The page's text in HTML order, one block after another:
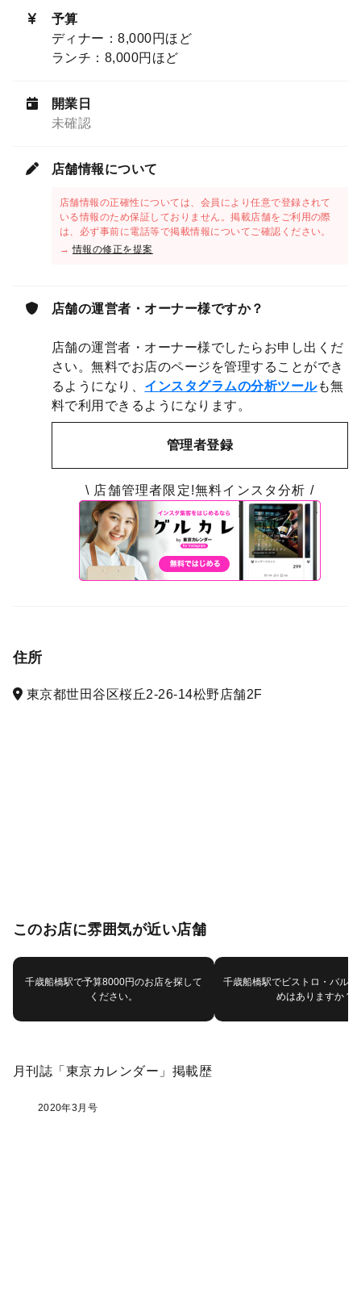
予算
ディナー：8,000円ほど
ランチ：8,000円ほど
開業日
未確認
店舗情報について
店舗情報の正確性については、会員により任意で登録されて
いる情報のため保証しておりません。掲載店舗をご利用の際
は、必ず事前に電話等で掲載情報についてご確認ください。
→情報の修正を提案
店舗の運営者・オーナー様ですか？
店舗の運営者・オーナー様でしたらお申し出くだ
さい。無料でお店のページを管理することができ
るようになり、 インスタグラムの分析ツールも無
料で利用できるようになります。
管理者登録
\ 店舗管理者限定!無料インスタ分析 /
住所
東京都世田谷区桜丘2-26-14松野店舗2F
このお店に雰囲気が近い店舗
千歳船橋駅で予算8000円のお店を探して
ください。
千歳船橋駅でビストロ・バル
めはありますか？
月刊誌「東京カレンダー」掲載歴
2020年3月号